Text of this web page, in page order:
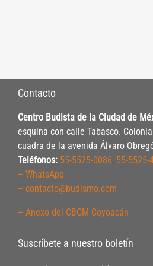
Contacto
Centro Budista de la Ciudad de
esquina con calle Tabasco.
cuadra de la avenida Álvaro
Teléfonos: 55-5525-0086, 55-5525-
– WhatsApp
– contacto@budismo.com
– Anexo del CBCM Coyoacán
Suscríbete a nuestro boletín